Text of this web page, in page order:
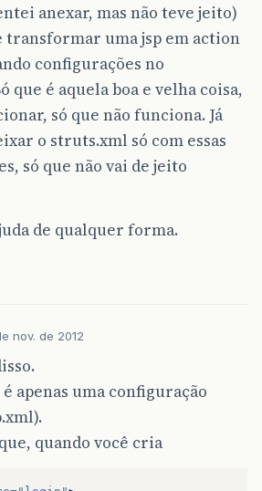
anexar, mas não teve jeito)
transformar uma jsp em action
configurações no
que é aquela boa e velha coisa,
só que não funciona. Já
o struts.xml só com essas
só que não vai de jeito
de qualquer forma.
nov. de 2012
apenas uma configuração
quando você cria